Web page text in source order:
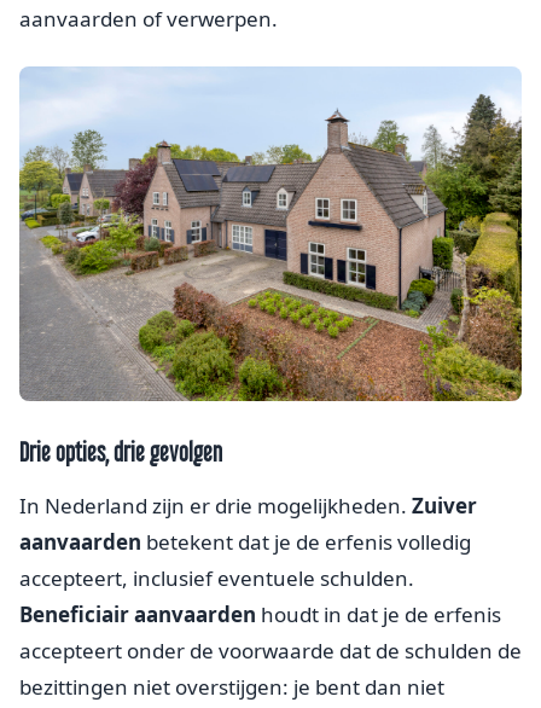
aanvaarden of verwerpen.
Drie opties, drie gevolgen
In Nederland zijn er drie mogelijkheden. Zuiver
aanvaarden betekent dat je de erfenis volledig
accepteert, inclusief eventuele schulden.
Beneficiair aanvaarden houdt in dat je de erfenis
accepteert onder de voorwaarde dat de schulden de
bezittingen niet overstijgen: je bent dan niet